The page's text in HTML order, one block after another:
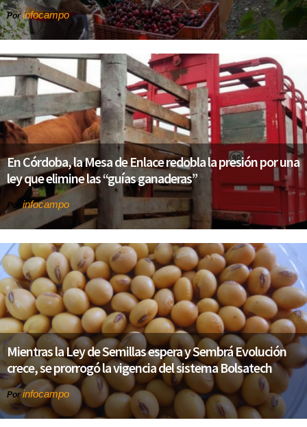
Porinfocampo
En Córdoba, la Mesa de Enlace redobla la presión por una
ley que elimine las “guías ganaderas”
Porinfocampo
Mientras la Ley de Semillas espera y Sembrá Evolución
crece, se prorrogó la vigencia del sistema Bolsatech
Por infocampo